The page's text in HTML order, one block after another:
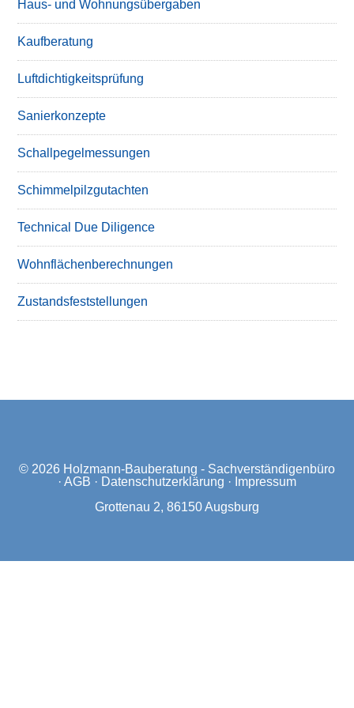
Haus- und Wohnungsübergaben
Kaufberatung
Luftdichtigkeitsprüfung
Sanierkonzepte
Schallpegelmessungen
Schimmelpilzgutachten
Technical Due Diligence
Wohnflächenberechnungen
Zustandsfeststellungen
© 2026 Holzmann-Bauberatung - Sachverständigenbüro
· AGB · Datenschutzerklärung · Impressum
Grottenau 2, 86150 Augsburg